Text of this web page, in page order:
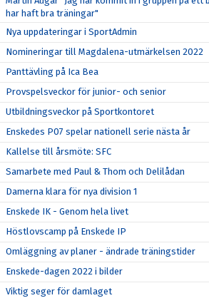
har haft bra träningar"
Nya uppdateringar i SportAdmin
Nomineringar till Magdalena-utmärkelsen 2022
Panttävling på Ica Bea
Provspelsveckor för junior- och senior
Utbildningsveckor på Sportkontoret
Enskedes P07 spelar nationell serie nästa år
Kallelse till årsmöte: SFC
Samarbete med Paul & Thom och Delilådan
Damerna klara för nya division 1
Enskede IK - Genom hela livet
Höstlovscamp på Enskede IP
Omläggning av planer - ändrade träningstider
Enskede-dagen 2022 i bilder
Viktig seger för damlaget